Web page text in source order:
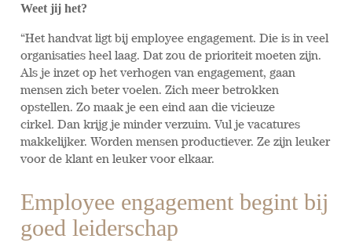
Weet jij het?
“Het handvat ligt bij employee engagement. Die is in veel
organisaties heel laag. Dat zou de prioriteit moeten zijn.
Als je inzet op het verhogen van engagement, gaan
mensen zich beter voelen. Zich meer betrokken
opstellen. Zo maak je een eind aan die vicieuze
cirkel. Dan krijg je minder verzuim. Vul je vacatures
makkelijker. Worden mensen productiever. Ze zijn leuker
voor de klant en leuker voor elkaar.
Employee engagement begint bij
goed leiderschap